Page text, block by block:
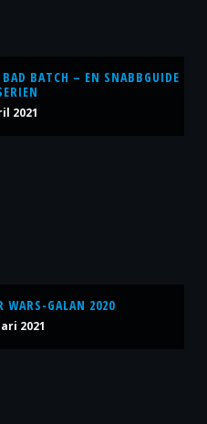
BATCH – EN SNABBGUIDE
2021
WARS-GALAN 2020
2021